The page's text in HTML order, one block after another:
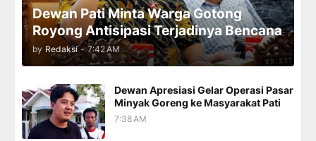
Dewan Pati Minta Warga Gotong
Royong Antisipasi Terjadinya Bencana
by Redaksi - 7:42 AM
Dewan Apresiasi Gelar Operasi Pasar
Minyak Goreng ke Masyarakat Pati
7:38 AM